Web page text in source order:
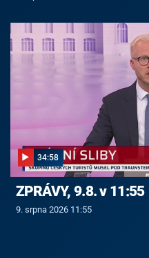
34:58
ZPRÁVY, 9.8. v 11:55
9. srpna 2026 11:55